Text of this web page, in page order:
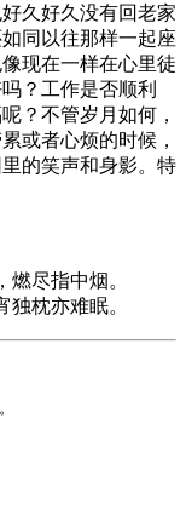
久好久没有回老家
同以往那样一起座
现在一样在心里徒
？工作是否顺利
？不管岁月如何，
或者心烦的时候，
的笑声和身影。特
尽指中烟。
枕亦难眠。